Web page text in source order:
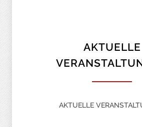
AKTUELLE
AKTUELLE